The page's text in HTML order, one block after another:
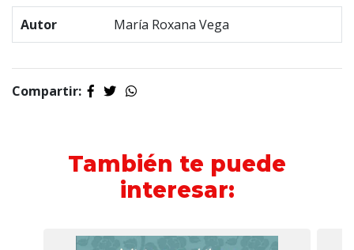
Autor
María Roxana Vega
Compartir:
También te puede
interesar: